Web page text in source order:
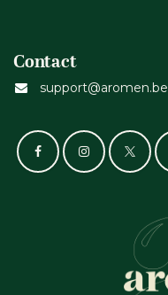
Contact
support@aromen.be